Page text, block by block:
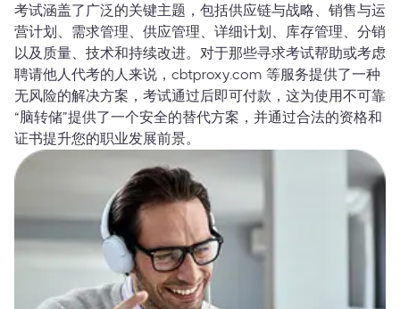
考试涵盖了广泛的关键主题，包括供应链与战略、销售与运
营计划、需求管理、供应管理、详细计划、库存管理、分销
以及质量、技术和持续改进。对于那些寻求考试帮助或考虑
聘请他人代考的人来说，cbtproxy.com 等服务提供了一种
无风险的解决方案，考试通过后即可付款，这为使用不可靠
“脑转储”提供了一个安全的替代方案，并通过合法的资格和
证书提升您的职业发展前景。